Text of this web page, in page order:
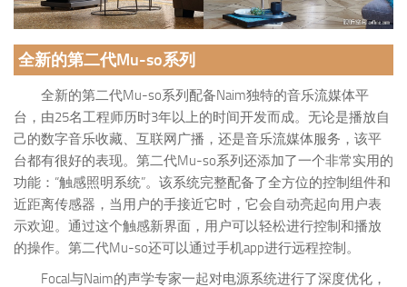
全新的第二代Mu-so系列
全新的第二代Mu-so系列配备Naim独特的音乐流媒体平
台，由25名工程师历时3年以上的时间开发而成。无论是播放自
己的数字音乐收藏、互联网广播，还是音乐流媒体服务，该平
台都有很好的表现。第二代Mu-so系列还添加了一个非常实用的
功能：“触感照明系统”。该系统完整配备了全方位的控制组件和
近距离传感器，当用户的手接近它时，它会自动亮起向用户表
示欢迎。通过这个触感新界面，用户可以轻松进行控制和播放
的操作。第二代Mu-so还可以通过手机app进行远程控制。
Focal与Naim的声学专家一起对电源系统进行了深度优化，